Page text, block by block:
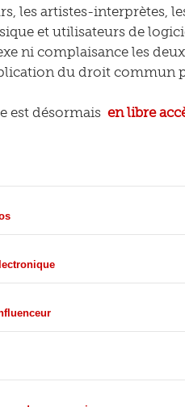
les artistes-interprètes,
et utilisateurs de
ni complaisance les
du droit commun
est désormais en libre